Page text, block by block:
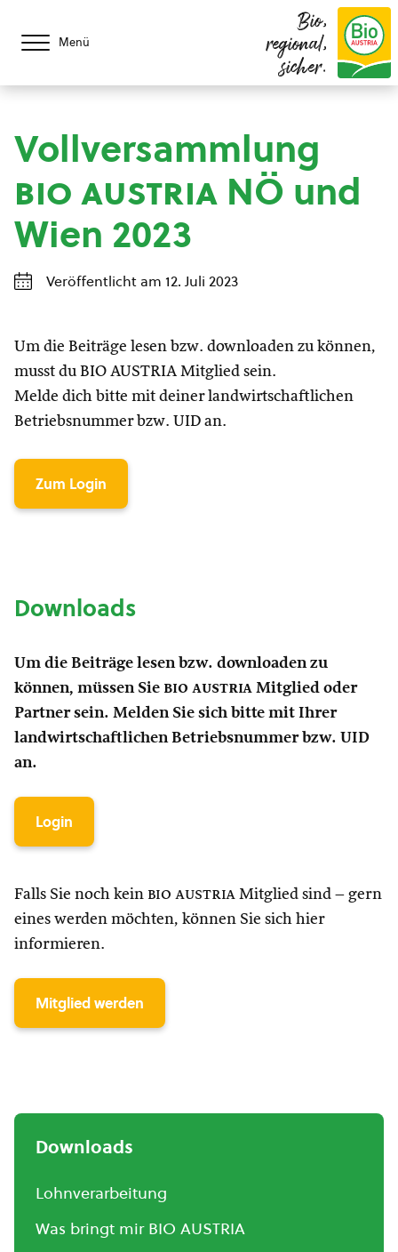
Menü
Bio,
regional,
sicher.
Vollversammlung
bio austria NÖ und
Wien 2023
Veröffentlicht am 12. Juli 2023
Um die Beiträge lesen bzw. downloaden zu können,
musst du BIO AUSTRIA Mitglied sein.
Melde dich bitte mit deiner landwirtschaftlichen
Betriebsnummer bzw. UID an.
Zum Login
Downloads
Um die Beiträge lesen bzw. downloaden zu
können, müssen Sie bio austria Mitglied oder
Partner sein. Melden Sie sich bitte mit Ihrer
landwirtschaftlichen Betriebsnummer bzw. UID
an.
Login
Falls Sie noch kein bio austria Mitglied sind – gern
eines werden möchten, können Sie sich hier
informieren.
Mitglied werden
Downloads
Lohnverarbeitung
Was bringt mir BIO AUSTRIA